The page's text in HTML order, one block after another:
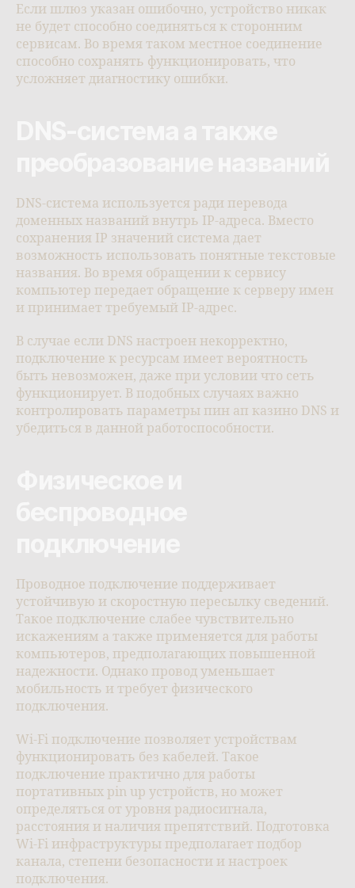
Если шлюз указан ошибочно, устройство никак
не будет способно соединяться к сторонним
сервисам. Во время таком местное соединение
способно сохранять функционировать, что
усложняет диагностику ошибки.
DNS-система используется ради перевода
доменных названий внутрь IP-адреса. Вместо
сохранения IP значений система дает
возможность использовать понятные текстовые
названия. Во время обращении к сервису
компьютер передает обращение к серверу имен
и принимает требуемый IP-адрес.
В случае если DNS настроен некорректно,
подключение к ресурсам имеет вероятность
быть невозможен, даже при условии что сеть
функционирует. В подобных случаях важно
контролировать параметры пин ап казино DNS и
убедиться в данной работоспособности.
Проводное подключение поддерживает
устойчивую и скоростную пересылку сведений.
Такое подключение слабее чувствительно
искажениям а также применяется для работы
компьютеров, предполагающих повышенной
надежности. Однако провод уменьшает
мобильность и требует физического
подключения.
Wi-Fi подключение позволяет устройствам
функционировать без кабелей. Такое
подключение практично для работы
портативных pin up устройств, но может
определяться от уровня радиосигнала,
расстояния и наличия препятствий. Подготовка
Wi-Fi инфраструктуры предполагает подбор
канала, степени безопасности и настроек
подключения.